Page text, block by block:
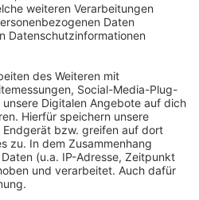
HLK Freistadt ist